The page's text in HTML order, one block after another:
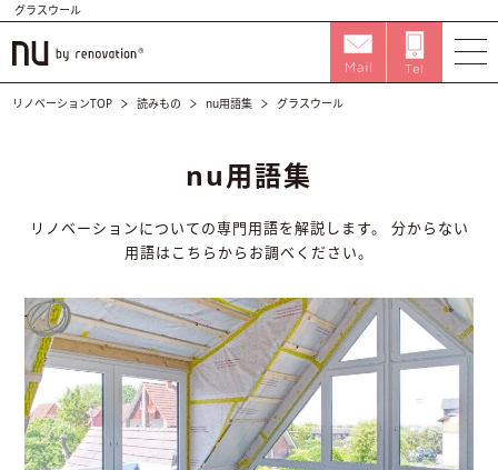
グラスウール
リノベーションTOP 読みもの nu用語集 グラスウール
nu用語集
リノベーションについての専門用語を解説します。
分からない
用語はこちらからお調べください。